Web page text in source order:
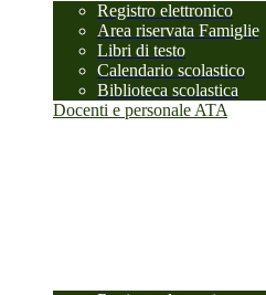
Registro elettronico
Area riservata Famiglie
Libri di testo
Calendario scolastico
Biblioteca scolastica
Docenti e personale ATA